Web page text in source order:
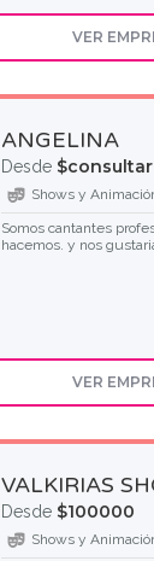
VER
ANGELINA
Desde $consultar
Shows y
Somos cantantes
hacemos. y nos
VER
VALKIRIAS
Desde $100000
Shows y